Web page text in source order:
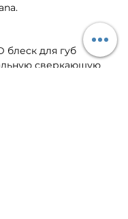
блеск для губ
сверкающую